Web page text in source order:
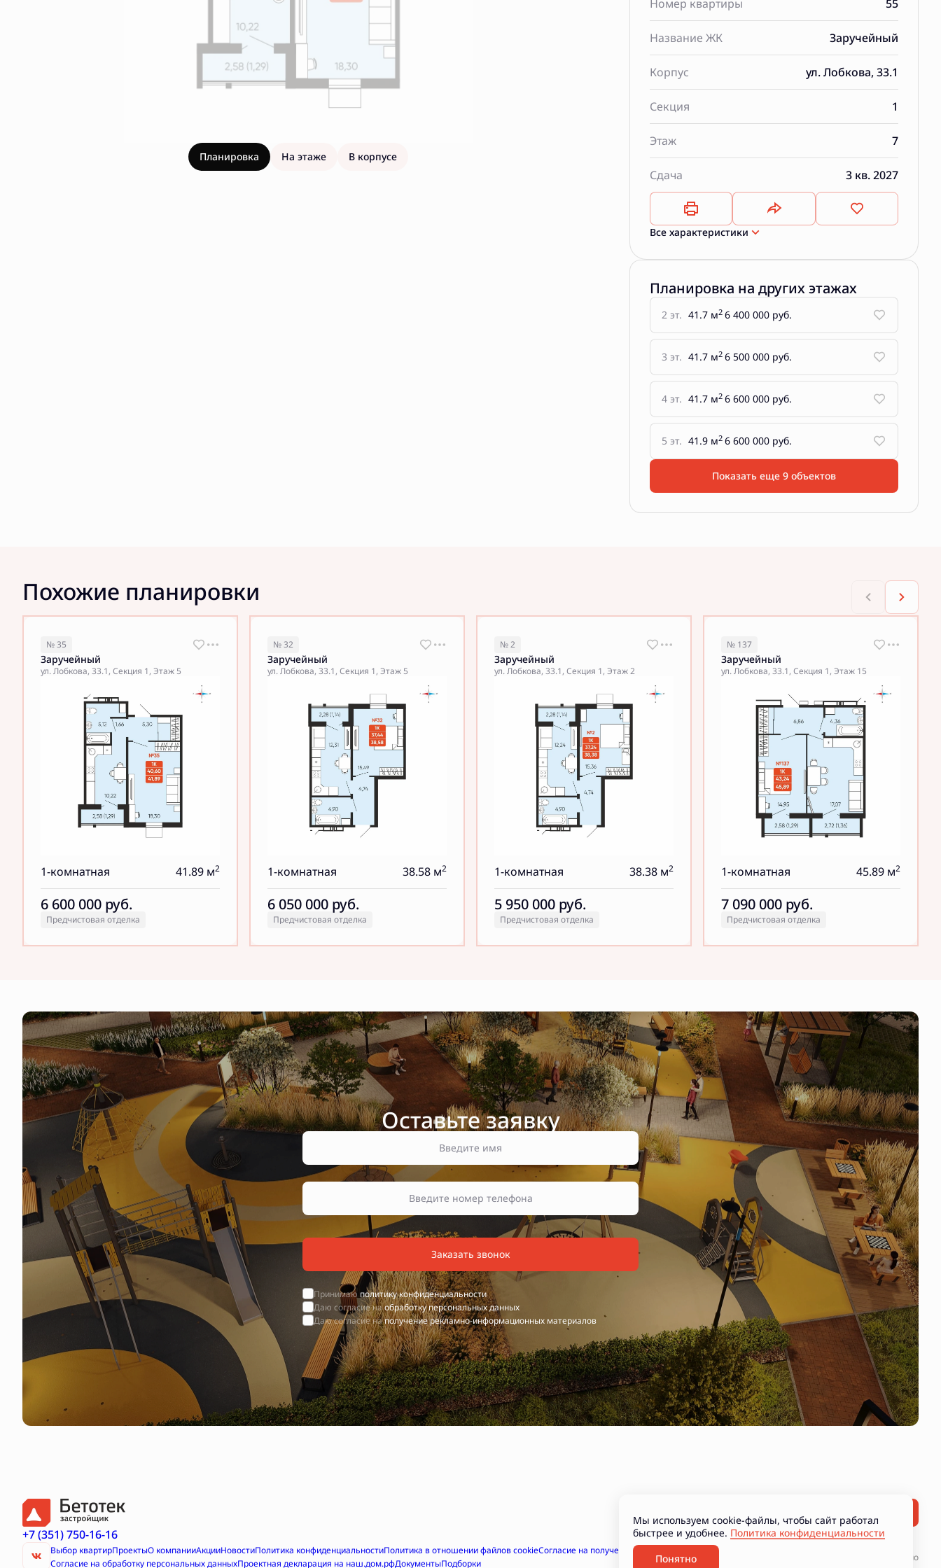
Планировка На этаже В корпусе
Номер квартиры 55
Название ЖК Заручейный
Корпус ул. Лобкова, 33.1
Секция 1
Этаж 7
Сдача 3 кв. 2027
Все характеристики
Планировка на других этажах
2 эт. 41.7 м2 6 400 000 руб.
3 эт. 41.7 м2 6 500 000 руб.
4 эт. 41.7 м2 6 600 000 руб.
5 эт. 41.9 м2 6 600 000 руб.
Показать еще 9 объектов
Похожие планировки
№ 35
Заручейный
ул. Лобкова, 33.1, Секция 1, Этаж 5
1-комнатная 41.89 м2
6 600 000 руб.
Предчистовая отделка
№ 32
Заручейный
ул. Лобкова, 33.1, Секция 1, Этаж 5
1-комнатная 38.58 м2
6 050 000 руб.
Предчистовая отделка
№ 2
Заручейный
ул. Лобкова, 33.1, Секция 1, Этаж 2
1-комнатная 38.38 м2
5 950 000 руб.
Предчистовая отделка
№ 137
Заручейный
ул. Лобкова, 33.1, Секция 1, Этаж 15
1-комнатная 45.89 м2
7 090 000 руб.
Предчистовая отделка
Оставьте заявку
Заказать звонок
Принимаю политику конфиденциальности
Даю согласие наобработку персональных данных
Даю согласие наполучение рекламно-информационных материалов
+7 (351) 750-16-16
Выбор квартирПроектыО компанииАкцииНовостиПолитика конфиденциальностиПолитика в отношении файлов cookieСогласие на получение рекламно-информационных материалов
Согласие на обработку персональных данныхПроектная декларация на наш.дом.рфДокументыПодборки
Разработано
Мы используем cookie-файлы, чтобы сайт работал
быстрее и удобнее. Политика конфиденциальности
Понятно